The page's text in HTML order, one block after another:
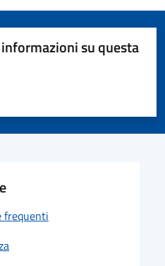
su questa
su 5
5
frequenti